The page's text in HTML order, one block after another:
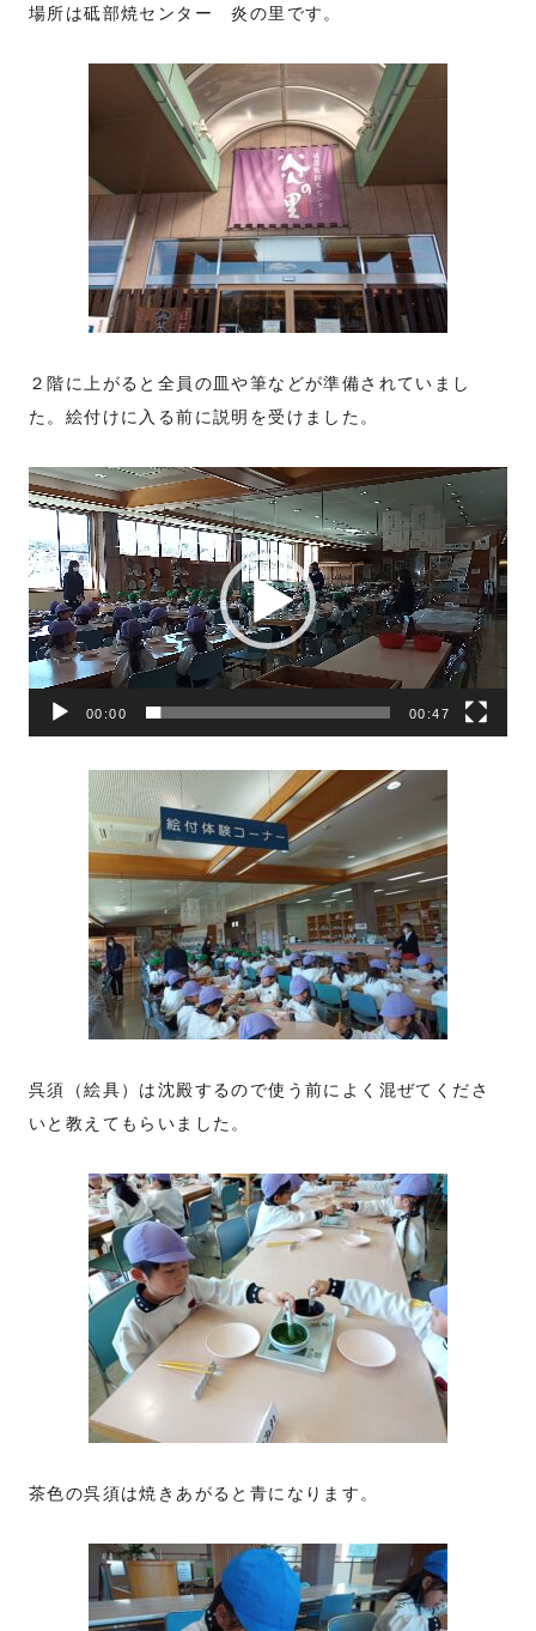
場所は砥部焼センター 炎の里です。
２階に上がると全員の皿や筆などが準備されていまし
た。絵付けに入る前に説明を受けました。
動
画
プ
レ
ー
ヤ
ー
00:00 00:47
呉須（絵具）は沈殿するので使う前によく混ぜてくださ
いと教えてもらいました。
茶色の呉須は焼きあがると青になります。